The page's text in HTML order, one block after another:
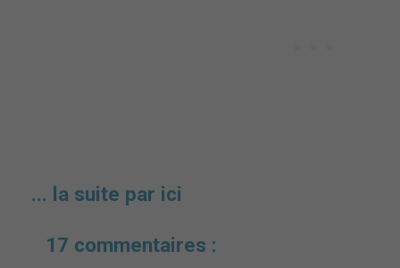
... la suite par ici
17 commentaires :